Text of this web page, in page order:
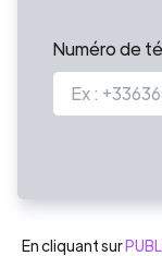
Numéro de
En cliquant sur